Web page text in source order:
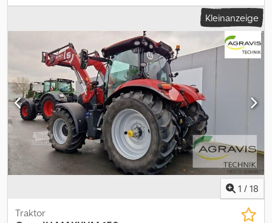
| 50%, Hinterreifengröße:420/70R30 | 50%, Reifengröße:
Allradantrieb,
Druckluftbremse, Frontzapfwelle, Kabine, Bereifung
(v):380/70R20, Bereifung (h):420/70R30, Betriebsstunden:4490,
Steuergerät - Doppelt wirkend (1x), Steuergerät - Einfach
wirkend, Hydraulische Lenkung, Frontkraftheber (ohne
Oberlenker)_____1 Vorbesitzer, guter Zustandohne
Dreieck,Lagerort:Kunde Crodpfxsywtlno Afmof
Kleinanzeige
1 / 18
Traktor